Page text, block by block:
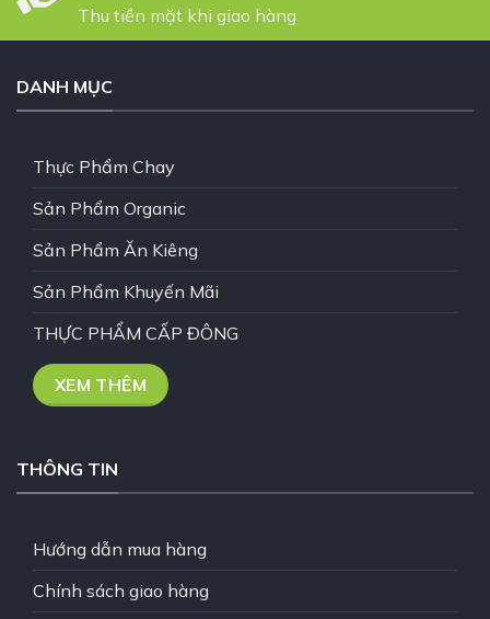
Thu tiền mặt khi giao hàng
DANH MỤC
Thực Phẩm Chay
Sản Phẩm Organic
Sản Phẩm Ăn Kiêng
Sản Phẩm Khuyến Mãi
THỰC PHẨM CẤP ĐÔNG
XEM THÊM
THÔNG TIN
Hướng dẫn mua hàng
Chính sách giao hàng